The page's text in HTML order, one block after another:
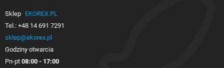
Sklep EKOREX.PL
Tel.: +48 14 691 7291
sklep@ekorex.pl
Godziny otwarcia
Pn-pt 08:00 - 17:00